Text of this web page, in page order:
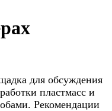
для обсуждения
пластмасс и
Рекомендации